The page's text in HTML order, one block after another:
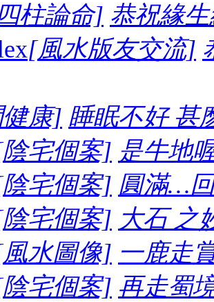
柱論命] 恭祝緣
[風水版友交流]
康] 睡眠不好 甚
宅個案] 是牛地
宅個案] 圓滿…
宅個案] 大石 之
水圖像] 一鹿走
宅個案] 再走蜀